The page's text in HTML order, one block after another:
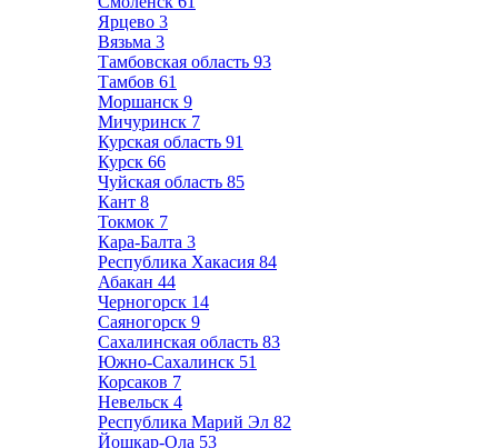
Ярцево 3
Вязьма 3
Тамбовская область 93
Тамбов 61
Моршанск 9
Мичуринск 7
Курская область 91
Курск 66
Чуйская область 85
Кант 8
Токмок 7
Кара-Балта 3
Республика Хакасия 84
Абакан 44
Черногорск 14
Саяногорск 9
Сахалинская область 83
Южно-Сахалинск 51
Корсаков 7
Невельск 4
Республика Марий Эл 82
Йошкар-Ола 53